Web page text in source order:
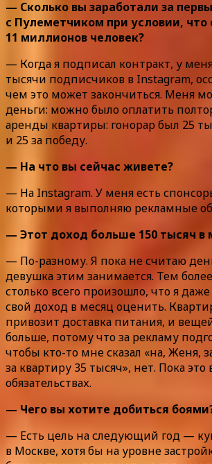
— Сколько вы заработали за
с Пулеметчиком при условии, что
11 миллионов человек?
— Когда я подписал контракт, у
тысячи подписчиков в Instagram,
чем это может закончиться. Меня
деньги: можно было оплатить
аренды квартиры: гонорар был 25
и 25 за победу.
— На что вы сейчас живете?
— На Instagram. У меня есть
которыми я выполняю рекламные
— Этот доход больше 150 тысяч в
— По-разному. Я пока не считаю
девушка этим занимается. Тем
столько всего произошло, что я
свой доход в месяц оценить.
привозит доставка питания, и
больше, потому что за рекламу
чтобы кто-то мне сказал «на, Женя,
за квартиру 35 тысяч», нет. Пока это
обязательствах.
— Чего вы хотите добиться
— Есть цель на следующий год —
в Москве, хотя бы на уровне